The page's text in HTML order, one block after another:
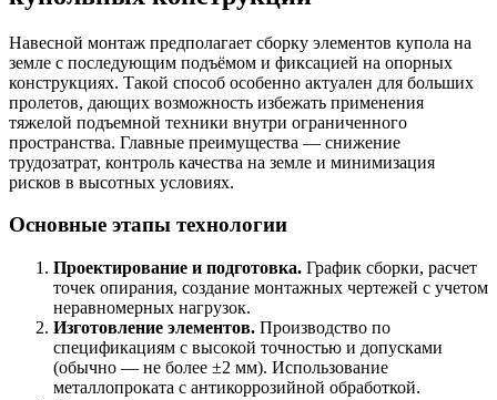
Навесной монтаж предполагает сборку элементов купола на
земле с последующим подъёмом и фиксацией на опорных
конструкциях. Такой способ особенно актуален для больших
пролетов, дающих возможность избежать применения
тяжелой подъемной техники внутри ограниченного
пространства. Главные преимущества — снижение
трудозатрат, контроль качества на земле и минимизация
рисков в высотных условиях.
Основные этапы технологии
Проектирование и подготовка. График сборки, расчет
точек опирания, создание монтажных чертежей с учетом
неравномерных нагрузок.
Изготовление элементов. Производство по
спецификациям с высокой точностью и допусками
(обычно — не более ±2 мм). Использование
металлопроката с антикоррозийной обработкой.